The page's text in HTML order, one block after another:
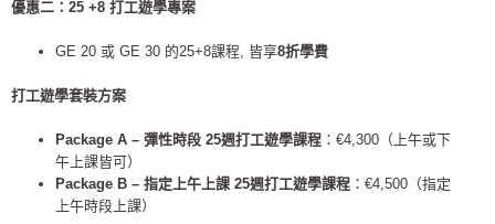
優惠二： 25 +8 打工遊學專案
GE 20 或 GE 30 的25+8課程, 皆享8折學費
打工遊學套裝方案
Package A – 彈性時段 25週打工遊學課程 ：€4,300（上午或下
午上課皆可）
Package B – 指定上午上課 25週打工遊學課程 ：€4,500（指定
上午時段上課）